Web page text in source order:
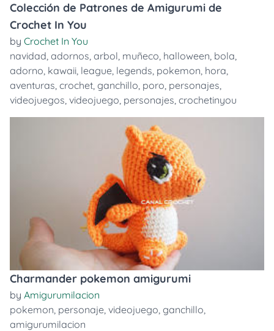
Colección de Patrones de Amigurumi de
Crochet In You
by Crochet In You
navidad, adornos, arbol, muñeco, halloween, bola,
adorno, kawaii, league, legends, pokemon, hora,
aventuras, crochet, ganchillo, poro, personajes,
videojuegos, videojuego, personajes, crochetinyou
Charmander pokemon amigurumi
by Amigurumilacion
pokemon, personaje, videojuego, ganchillo,
amigurumilacion